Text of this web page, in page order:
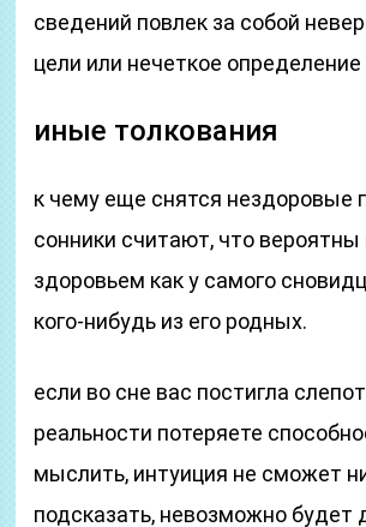
сведений повлек за собой
цели или нечеткое определение
иные толкования
к чему еще снятся нездоровые
сонники считают, что
здоровьем как у самого
кого-нибудь из его родных.
если во сне вас постигла
реальности потеряете
мыслить, интуиция не сможет
подсказать, невозможно будет